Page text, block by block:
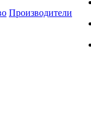
Производители